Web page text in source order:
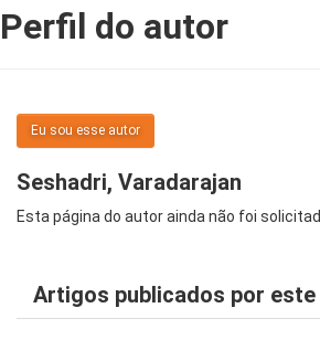
Perfil do autor
Eu sou esse autor
Seshadri, Varadarajan
Esta página do autor ainda não foi
Artigos publicados por